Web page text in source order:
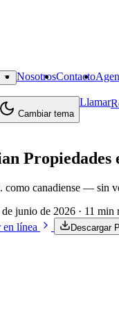
NosotrosContacto
Cambiar tema
Llamar
Propiedades
canadiense — sin
de junio de 2026 · 11 min
línea Descargar